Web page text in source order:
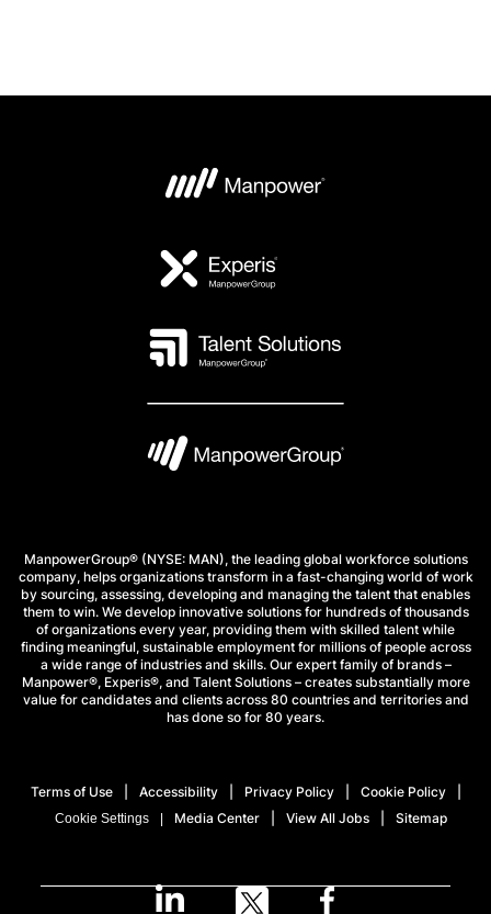
ManpowerGroup® (NYSE: MAN), the leading global workforce solutions
company, helps organizations transform in a fast-changing world of work
by sourcing, assessing, developing and managing the talent that enables
them to win. We develop innovative solutions for hundreds of thousands
of organizations every year, providing them with skilled talent while
finding meaningful, sustainable employment for millions of people across
a wide range of industries and skills. Our expert family of brands –
Manpower®, Experis®, and Talent Solutions – creates substantially more
value for candidates and clients across 80 countries and territories and
has done so for 80 years.
Terms of Use Accessibility Privacy Policy Cookie Policy
Cookie Settings Media Center View All Jobs Sitemap